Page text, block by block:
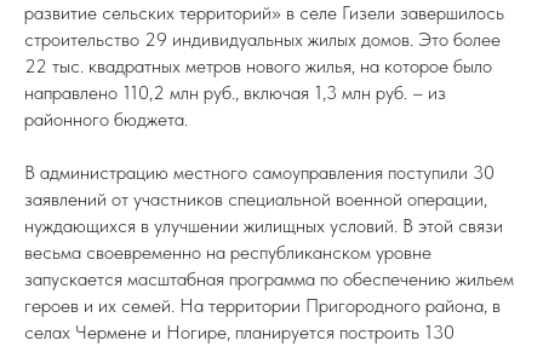
развитие сельских территорий» в селе Гизели завершилось
строительство 29 индивидуальных жилых домов. Это более
22 тыс. квадратных метров нового жилья, на которое было
направлено 110,2 млн руб., включая 1,3 млн руб. – из
районного бюджета.
В администрацию местного самоуправления поступили 30
заявлений от участников специальной военной операции,
нуждающихся в улучшении жилищных условий. В этой связи
весьма своевременно на республиканском уровне
запускается масштабная программа по обеспечению жильем
героев и их семей. На территории Пригородного района, в
селах Чермене и Ногире, планируется построить 130